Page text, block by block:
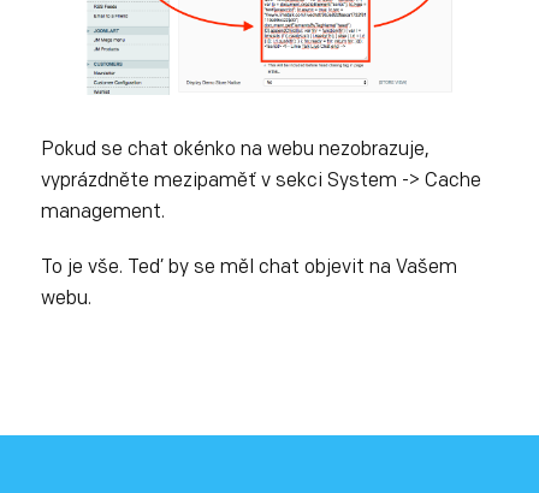
Pokud se chat okénko na webu nezobrazuje,
vyprázdněte mezipaměť v sekci System -> Cache
management.
To je vše. Teď by se měl chat objevit na Vašem
webu.